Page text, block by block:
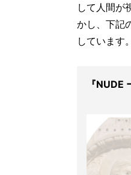
して人間が
かし、下記
しています。
『NUDE